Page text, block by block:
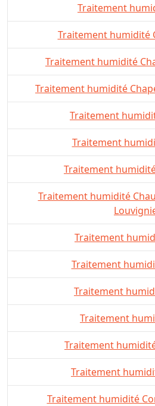
Traitement
Traitement humidité
Traitement humidité
Traitement humidité
Traitement
Traitement
Traitement
Traitement humidité
Traitement
Traitement
Traitement
Traitement
Traitement
Traitement
Traitement humidité